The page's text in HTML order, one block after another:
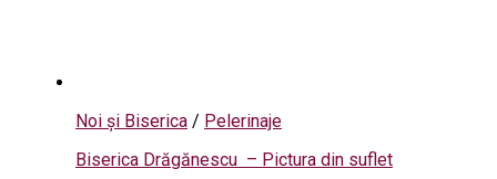
Noi și Biserica / Pelerinaje
Biserica Drăgănescu – Pictura din suflet